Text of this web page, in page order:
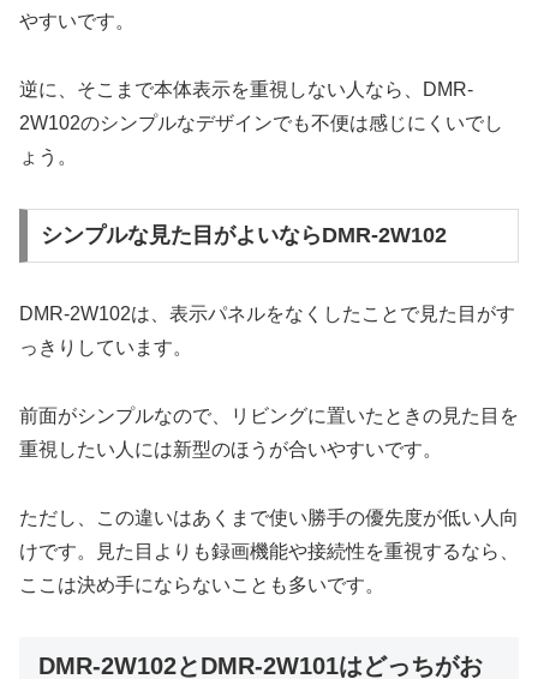
やすいです。
逆に、そこまで本体表示を重視しない人なら、DMR-
2W102のシンプルなデザインでも不便は感じにくいでし
ょう。
シンプルな見た目がよいならDMR-2W102
DMR-2W102は、表示パネルをなくしたことで見た目がす
っきりしています。
前面がシンプルなので、リビングに置いたときの見た目を
重視したい人には新型のほうが合いやすいです。
ただし、この違いはあくまで使い勝手の優先度が低い人向
けです。見た目よりも録画機能や接続性を重視するなら、
ここは決め手にならないことも多いです。
DMR-2W102とDMR-2W101はどっちがお